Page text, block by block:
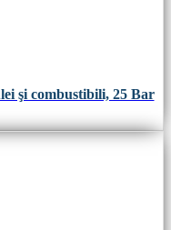
şi combustibili, 25 Bar